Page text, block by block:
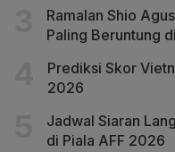
Ramalan Shio
Paling Beruntung
Prediksi Skor
2026
Jadwal Siaran
di Piala AFF 2026